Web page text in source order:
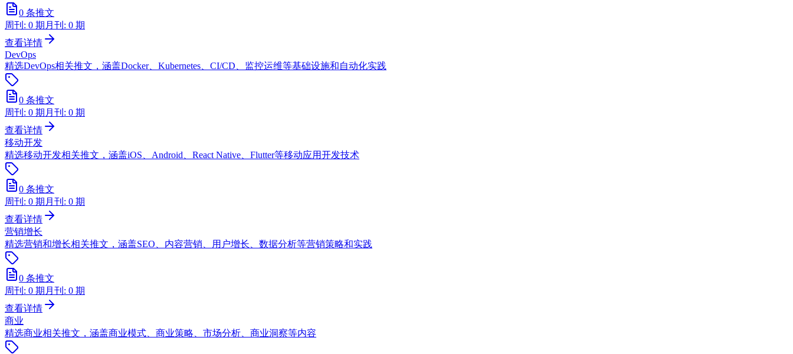
0 条推文
周刊: 0 期 月刊: 0 期
查看详情
DevOps
精选DevOps相关推文，涵盖Docker、Kubernetes、CI/CD、监控运维等基础设施和自动化实践
0 条推文
周刊: 0 期 月刊: 0 期
查看详情
移动开发
精选移动开发相关推文，涵盖iOS、Android、React Native、Flutter等移动应用开发技术
0 条推文
周刊: 0 期 月刊: 0 期
查看详情
营销增长
精选营销和增长相关推文，涵盖SEO、内容营销、用户增长、数据分析等营销策略和实践
0 条推文
周刊: 0 期 月刊: 0 期
查看详情
商业
精选商业相关推文，涵盖商业模式、商业策略、市场分析、商业洞察等内容